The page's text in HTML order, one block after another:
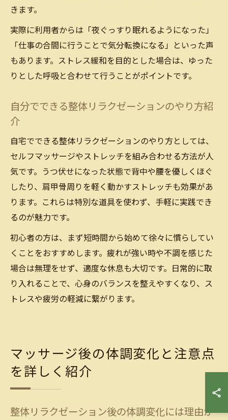
きます。
実際に利用者からは「夜ぐっすり眠れるようになった」
「仕事の合間に行うことで気分転換になる」といった声
もあります。ストレス緩和を目的とした場合は、ゆった
りとした呼吸と合わせて行うことがポイントです。
自分でできる整体リラクゼーションのやり方紹
介
自宅でできる整体リラクゼーションのやり方としては、
セルフマッサージやストレッチを組み合わせる方法が人
気です。うつ伏せになった状態で背中や腰を優しくほぐ
したり、肩甲骨周りを軽く動かすストレッチも効果があ
ります。これらは特別な道具を使わず、手軽に実践でき
るのが魅力です。
初心者の方は、まず短時間から始めて徐々に慣らしてい
くことをおすすめします。疲れが強い時や不調を感じた
場合は無理をせず、適度な休息も大切です。日常的に取
り入れることで、心身のバランスを整えやすくなり、ス
トレスや疲労の軽減に繋がります。
マッサージ後の体調変化と注意点
を詳しく紹介
整体リラクゼーション後の体調変化には理由が